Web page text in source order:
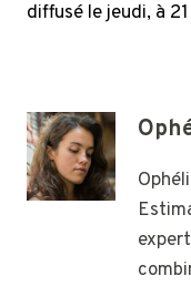
diffusé le jeudi, à